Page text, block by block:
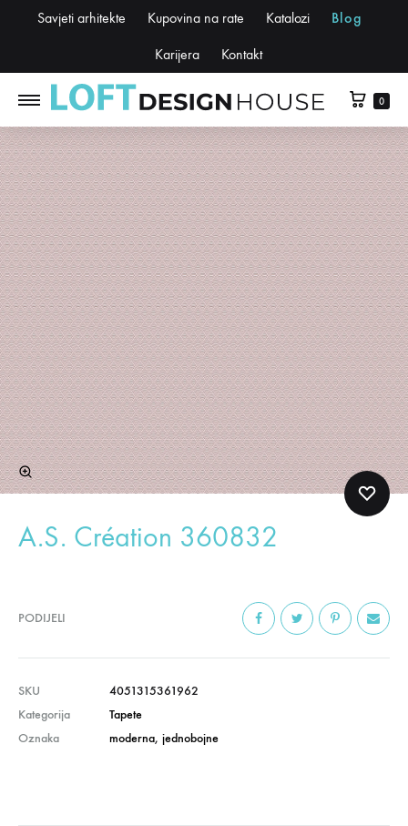
Savjeti arhitekte Kupovina na rate Katalozi Blog
Karijera Kontakt
0
A.S. Création 360832
PODIJELI
SKU
4051315361962
Kategorija
Tapete
Oznaka
moderna, jednobojne